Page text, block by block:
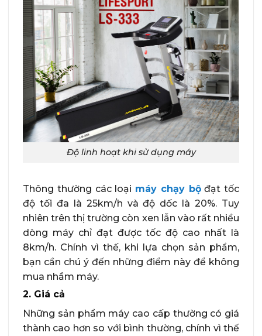
Độ linh hoạt khi sử dụng máy
Thông thường các loại máy chạy bộđạt tốc
độ tối đa là 25km/h và độ dốc là 20%. Tuy
nhiên trên thị trường còn xen lẫn vào rất nhiều
dòng máy chỉ đạt được tốc độ cao nhất là
8km/h. Chính vì thế, khi lựa chọn sản phẩm,
bạn cần chú ý đến những điểm này để không
mua nhầm máy.
2. Giá cả
Những sản phẩm máy cao cấp thường có giá
thành cao hơn so với bình thường, chính vì thế